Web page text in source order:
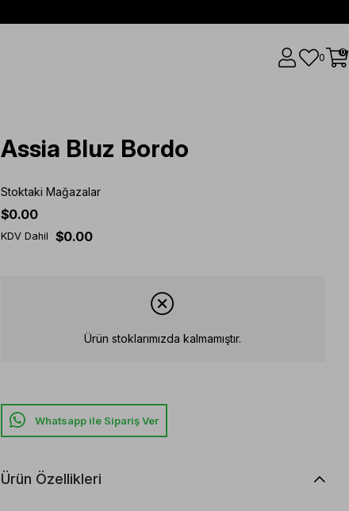
0 0
Assia Bluz Bordo
Stoktaki Mağazalar
$0.00
KDV Dahil $0.00
Ürün stoklarımızda kalmamıştır.
Whatsapp ile Sipariş Ver
Ürün Özellikleri